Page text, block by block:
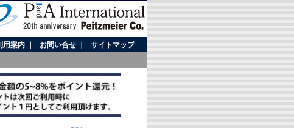
用案内 お問い合せ サイトマップ